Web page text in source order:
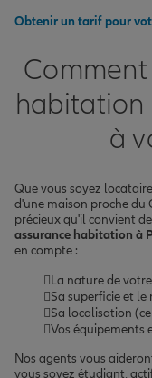
Obtenir un tarif pour
habitation
à
Que vous soyez
d'une maison proche du
précieux qu'il convient
assurance habitation à
en compte :
La nature de
Sa superficie et le
Sa localisation
Vos équipements
Nos agents vous
vous soyez étudiant,